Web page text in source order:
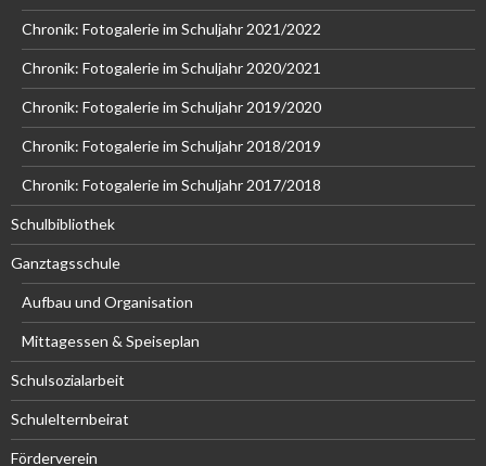
Chronik: Fotogalerie im Schuljahr 2021/2022
Chronik: Fotogalerie im Schuljahr 2020/2021
Chronik: Fotogalerie im Schuljahr 2019/2020
Chronik: Fotogalerie im Schuljahr 2018/2019
Chronik: Fotogalerie im Schuljahr 2017/2018
Schulbibliothek
Ganztagsschule
Aufbau und Organisation
Mittagessen & Speiseplan
Schulsozialarbeit
Schulelternbeirat
Förderverein